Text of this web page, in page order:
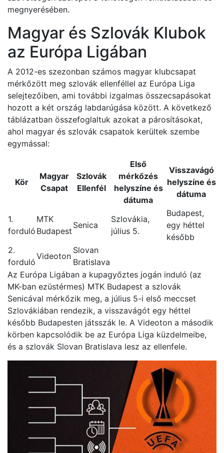
megnyerésében.
Magyar és Szlovák Klubok
az Európa Ligában
A 2012-es szezonban számos magyar klubcsapat
mérkőzött meg szlovák ellenféllel az Európa Liga
selejtezőiben, ami további izgalmas összecsapásokat
hozott a két ország labdarúgása között. A következő
táblázatban összefoglaltuk azokat a párosításokat,
ahol magyar és szlovák csapatok kerültek szembe
egymással:
Kör
Magyar
Csapat
Szlovák
Ellenfél
Első
mérkőzés
helyszíne és
dátuma
Visszavágó
helyszíne és
dátuma
1.
forduló
MTK
Budapest
Senica
Szlovákia,
július 5.
Budapest,
egy héttel
később
2.
forduló
Videoton
Slovan
Bratislava
Az Európa Ligában a kupagyőztes jogán induló (az
MK-ban ezüstérmes) MTK Budapest a szlovák
Senicával mérkőzik meg, a július 5-i első meccset
Szlovákiában rendezik, a visszavágót egy héttel
később Budapesten játsszák le. A Videoton a második
körben kapcsolódik be az Európa Liga küzdelmeibe,
és a szlovák Slovan Bratislava lesz az ellenfele.